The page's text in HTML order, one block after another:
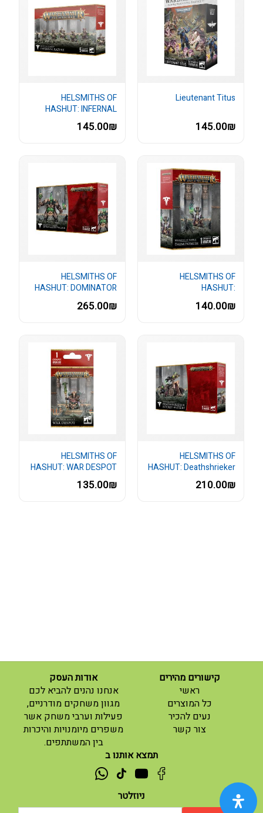
Lieutenant Titus
145.00₪
HELSMITHS OF
HASHUT: INFERNAL
RAZERS
145.00₪
HELSMITHS OF
HASHUT:
Daemonsmith/Ashen
Elder
140.00₪
HELSMITHS OF
HASHUT: DOMINATOR
ENGINE
265.00₪
HELSMITHS OF
HASHUT: Deathshrieker
Rocket Battery...
210.00₪
HELSMITHS OF
HASHUT: WAR DESPOT
135.00₪
קישורים מהירים
ראשי
(current)
כל המוצרים
נעים להכיר
צור קשר
(current)
אודות העסק
אנחנו נהנים להביא לכם
מגוון משחקים מודרניים,
פעילות וערבי משחק אשר
משפרים מיומנויות והיכרות
בין המשתתפים.
תמצא אותנו ב
ניוזלטר